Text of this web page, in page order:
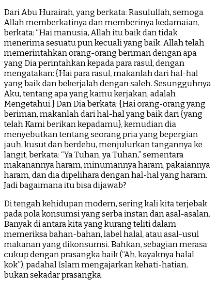
Dari Abu Hurairah, yang berkata: Rasulullah, semoga
Allah memberkatinya dan memberinya kedamaian,
berkata: “Hai manusia, Allah itu baik dan tidak
menerima sesuatu pun kecuali yang baik. Allah telah
memerintahkan orang-orang beriman dengan apa
yang Dia perintahkan kepada para rasul, dengan
mengatakan: {Hai para rasul, makanlah dari hal-hal
yang baik dan bekerjalah dengan saleh. Sesungguhnya
Aku, tentang apa yang kamu kerjakan, adalah
Mengetahui.} Dan Dia berkata: {Hai orang-orang yang
beriman, makanlah dari hal-hal yang baik dari {yang
telah Kami berikan kepadamu}, kemudian dia
menyebutkan tentang seorang pria yang bepergian
jauh, kusut dan berdebu, menjulurkan tangannya ke
langit, berkata: “Ya Tuhan, ya Tuhan,” sementara
makanannya haram, minumannya haram, pakaiannya
haram, dan dia dipelihara dengan hal-hal yang haram.
Jadi bagaimana itu bisa dijawab?
Di tengah kehidupan modern, sering kali kita terjebak
pada pola konsumsi yang serba instan dan asal-asalan.
Banyak di antara kita yang kurang teliti dalam
memeriksa bahan-bahan, label halal, atau asal-usul
makanan yang dikonsumsi. Bahkan, sebagian merasa
cukup dengan prasangka baik (“Ah, kayaknya halal
kok”), padahal Islam mengajarkan kehati-hatian,
bukan sekadar prasangka.